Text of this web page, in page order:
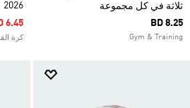
ثلاثة في كل مجموعة
BD 8.25
Gym & Training
2026
From
6.45
كرة